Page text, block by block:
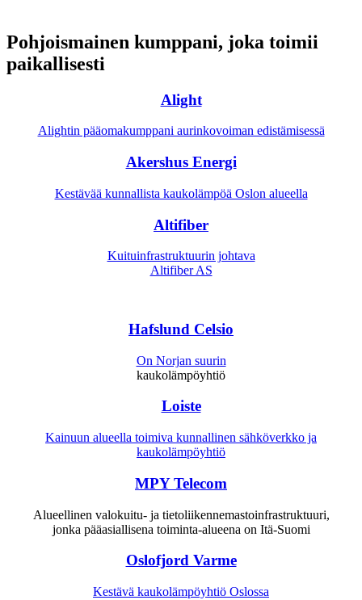
Pohjoismainen kumppani, joka toimii
paikallisesti
Alight
Alightin pääomakumppani aurinkovoiman edistämisessä
Akershus Energi
Kestävää kunnallista kaukolämpöä Oslon alueella
Altifiber
Kuituinfrastruktuurin johtava
Altifiber AS
Hafslund Celsio
On Norjan suurin
kaukolämpöyhtiö
Loiste
Kainuun alueella toimiva kunnallinen sähköverkko ja
kaukolämpöyhtiö
MPY Telecom
Alueellinen valokuitu- ja tietoliikennemastoinfrastruktuuri,
jonka pääasiallisena toiminta-alueena on Itä-Suomi
Oslofjord Varme
Kestävä kaukolämpöyhtiö Oslossa